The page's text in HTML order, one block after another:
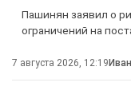
Пашинян заявил о
ограничений на
7 августа 2026, 12:19